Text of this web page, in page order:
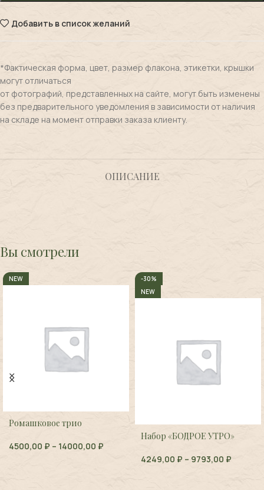
Добавить в список желаний
*Фактическая форма, цвет, размер флакона, этикетки, крышки
могут отличаться
от фотографий, представленных на сайте, могут быть изменены
без предварительного уведомления в зависимости от наличия
на складе на момент отправки заказа клиенту.
ОПИСАНИЕ
Вы смотрели
NEW
Ромашковое трио
4500,00 ₽ – 14000,00 ₽
-30%
NEW
Набор «БОДРОЕ УТРО»
4249,00 ₽ – 9793,00 ₽